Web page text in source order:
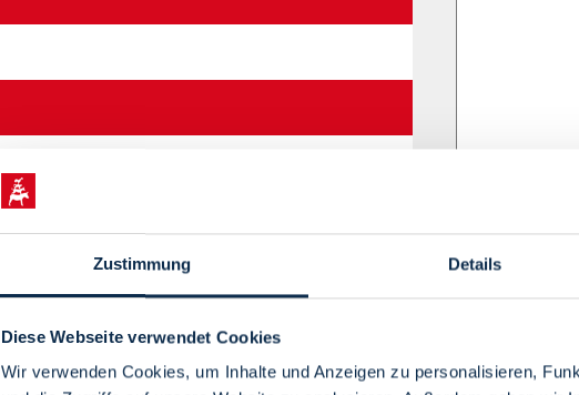
Zustimmung Details
Diese Webseite verwendet Cookies
Wir verwenden Cookies, um Inhalte und Anzeigen zu personalisieren,